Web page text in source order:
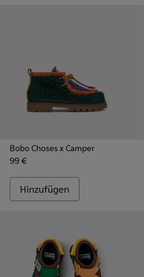
Bobo Choses x Camper
99 €
Hinzufügen